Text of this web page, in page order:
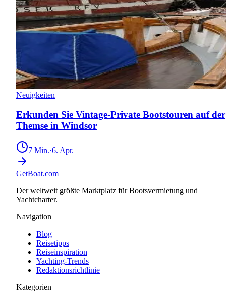
Neuigkeiten
Erkunden Sie Vintage-Private Bootstouren auf der
Themse in Windsor
7 Min.·6. Apr.
GetBoat.com
Der weltweit größte Marktplatz für Bootsvermietung und
Yachtcharter.
Navigation
Blog
Reisetipps
Reiseinspiration
Yachting-Trends
Redaktionsrichtlinie
Kategorien